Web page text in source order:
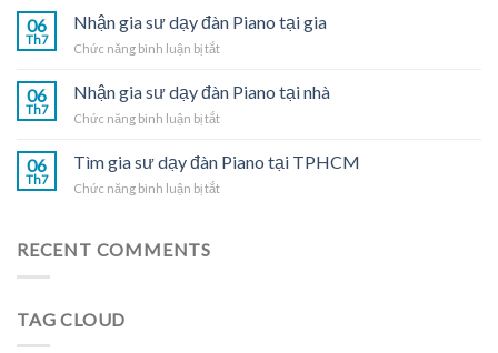
tạigia
dạy
Piano
06
Th7
Nhận gia sư dạy đàn Piano tại gia
Chức năng bình luận bị tắtở
gia
dạy
Piano
06
Th7
Nhận gia sư dạy đàn Piano tại nhà
Chức năng bình luận bị tắtở
gia
dạy
06
Th7
Tìm gia sư dạy đàn Piano tại TPHCM
Chức năng bình luận bị tắtở
RECENT COMMENTS
TAG CLOUD